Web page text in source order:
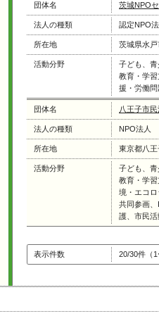
団体名 茨城NPO
法人の種類 認定NPO
所在地 茨城県水戸
活動分野
子ども、
教育・学
援・労働
団体名 八王子市
法人の種類 NPO法人
所在地 東京都八王
活動分野
子ども、
教育・学
境・エコ
共同参画
護、市民
表示件数 20/30件（